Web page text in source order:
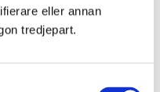
eller annan
tredjepart.